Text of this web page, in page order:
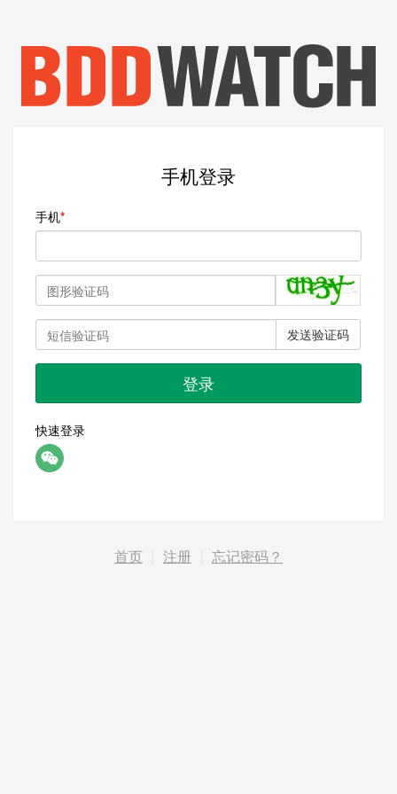
手机登录
手机
发送验证码
登录
快速登录
首页 注册 忘记密码？